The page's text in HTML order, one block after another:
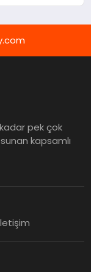
pek çok
kapsamlı